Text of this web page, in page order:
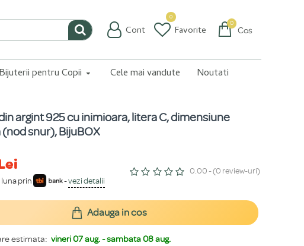
Cont Favorite
0
Coș
0
Bijuterii pentru Copii Cele mai vandute Noutati
argint 925 cu inimioara, litera C, dimensiune
(nod snur), BijuBOX
luna prin -vezi detalii
0.00 - (0 review-uri)
estimata: vineri 07 aug. - sambata 08 aug.
Adauga in cos